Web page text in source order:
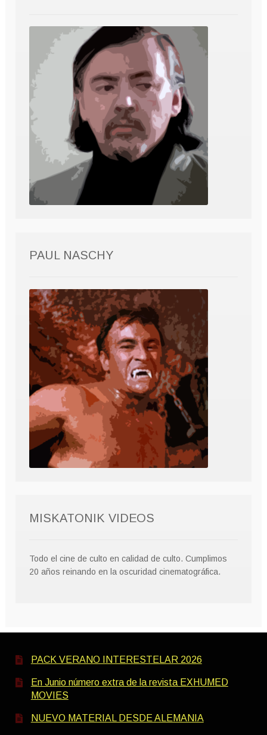
PAUL NASCHY
MISKATONIK VIDEOS
Todo el cine de culto en calidad de culto. Cumplimos
20 años reinando en la oscuridad cinematográfica.
PACK VERANO INTERESTELAR 2026
En Junio número extra de la revista EXHUMED
MOVIES
NUEVO MATERIAL DESDE ALEMANIA